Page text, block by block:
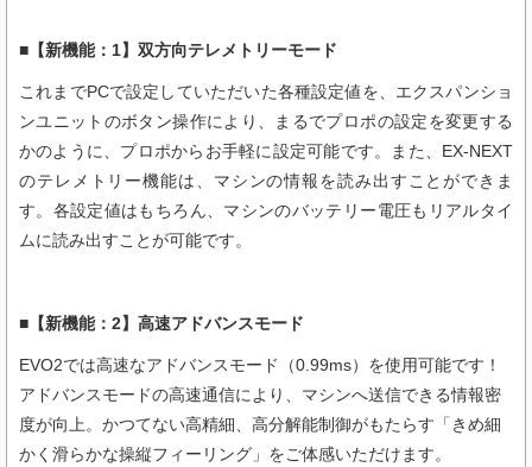
■【新機能：1】双方向テレメトリーモード
これまでPCで設定していただいた各種設定値を、エクスパンショ
ンユニットのボタン操作により、まるでプロポの設定を変更する
かのように、プロポからお手軽に設定可能です。また、EX-NEXT
のテレメトリー機能は、マシンの情報を読み出すことができま
す。各設定値はもちろん、マシンのバッテリー電圧もリアルタイ
ムに読み出すことが可能です。
■【新機能：2】高速アドバンスモード
EVO2では高速なアドバンスモード（0.99ms）を使用可能です！
アドバンスモードの高速通信により、マシンへ送信できる情報密
度が向上。かつてない高精細、高分解能制御がもたらす「きめ細
かく滑らかな操縦フィーリング」をご体感いただけます。